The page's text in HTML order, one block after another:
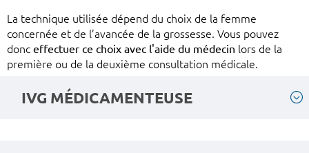
La technique utilisée dépend du choix de la femme
concernée et de l’avancée de la grossesse. Vous pouvez
donc effectuer ce choix avec l'aide du médecin lors de la
première ou de la deuxième consultation médicale.
IVG MÉDICAMENTEUSE